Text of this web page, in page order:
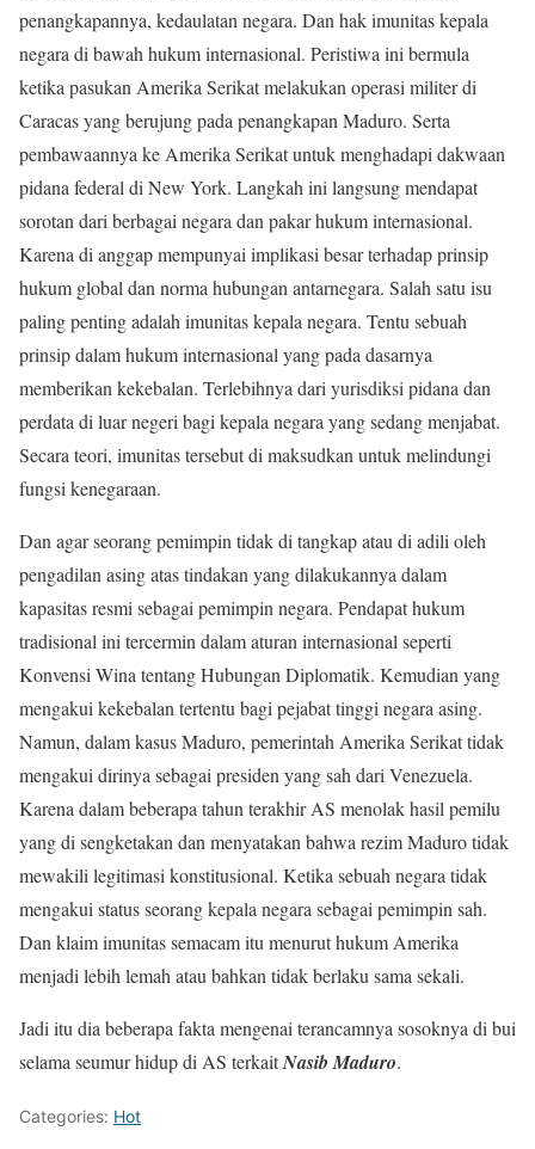
penangkapannya, kedaulatan negara. Dan hak imunitas kepala
negara di bawah hukum internasional. Peristiwa ini bermula
ketika pasukan Amerika Serikat melakukan operasi militer di
Caracas yang berujung pada penangkapan Maduro. Serta
pembawaannya ke Amerika Serikat untuk menghadapi dakwaan
pidana federal di New York. Langkah ini langsung mendapat
sorotan dari berbagai negara dan pakar hukum internasional.
Karena di anggap mempunyai implikasi besar terhadap prinsip
hukum global dan norma hubungan antarnegara. Salah satu isu
paling penting adalah imunitas kepala negara. Tentu sebuah
prinsip dalam hukum internasional yang pada dasarnya
memberikan kekebalan. Terlebihnya dari yurisdiksi pidana dan
perdata di luar negeri bagi kepala negara yang sedang menjabat.
Secara teori, imunitas tersebut di maksudkan untuk melindungi
fungsi kenegaraan.
Dan agar seorang pemimpin tidak di tangkap atau di adili oleh
pengadilan asing atas tindakan yang dilakukannya dalam
kapasitas resmi sebagai pemimpin negara. Pendapat hukum
tradisional ini tercermin dalam aturan internasional seperti
Konvensi Wina tentang Hubungan Diplomatik. Kemudian yang
mengakui kekebalan tertentu bagi pejabat tinggi negara asing.
Namun, dalam kasus Maduro, pemerintah Amerika Serikat tidak
mengakui dirinya sebagai presiden yang sah dari Venezuela.
Karena dalam beberapa tahun terakhir AS menolak hasil pemilu
yang di sengketakan dan menyatakan bahwa rezim Maduro tidak
mewakili legitimasi konstitusional. Ketika sebuah negara tidak
mengakui status seorang kepala negara sebagai pemimpin sah.
Dan klaim imunitas semacam itu menurut hukum Amerika
menjadi lebih lemah atau bahkan tidak berlaku sama sekali.
Jadi itu dia beberapa fakta mengenai terancamnya sosoknya di bui
selama seumur hidup di AS terkaitNasib Maduro.
Categories: Hot